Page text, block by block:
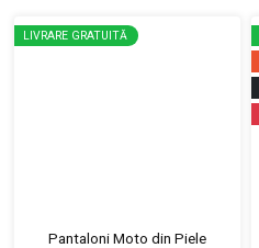
LIVRARE GRATUITĂ
Pantaloni Moto din Piele